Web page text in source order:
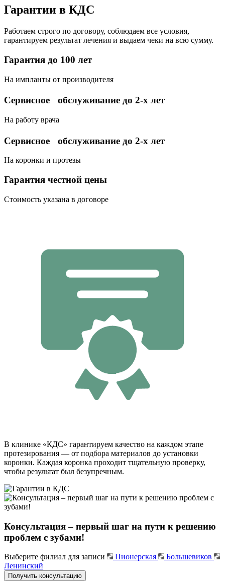
Гарантии в КДС
Работаем строго по договору, соблюдаем все условия,
гарантируем результат лечения и выдаем чеки на всю сумму.
Гарантия до 100 лет
На импланты от производителя
Сервисное обслуживание до 2-х лет
На работу врача
Сервисное обслуживание до 2-х лет
На коронки и протезы
Гарантия честной цены
Стоимость указана в договоре
В клинике «КДС» гарантируем качество на каждом этапе
протезирования — от подбора материалов до установки
коронки. Каждая коронка проходит тщательную проверку,
чтобы результат был безупречным.
Консультация – первый шаг на пути к решению
проблем с зубами!
Выберите филиал для записи Пионерская
Большевиков
Ленинский
Получить консультацию